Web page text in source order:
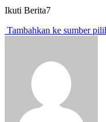
Ikuti Berita7
Tambahkan ke sumber